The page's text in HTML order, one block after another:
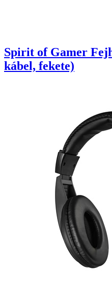
Spirit of Gamer
kábel, fekete)